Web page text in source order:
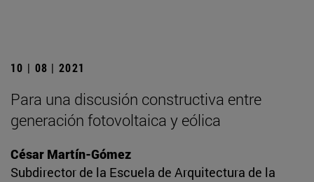
10 | 08 | 2021
Para una discusión constructiva entre
generación fotovoltaica y eólica
César Martín-Gómez
Subdirector de la Escuela de Arquitectura de la